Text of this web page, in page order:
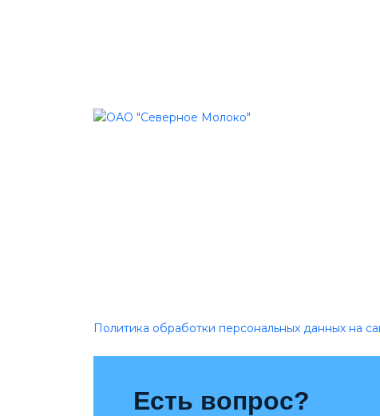
Политика обработки персональных данных на
Есть вопрос?